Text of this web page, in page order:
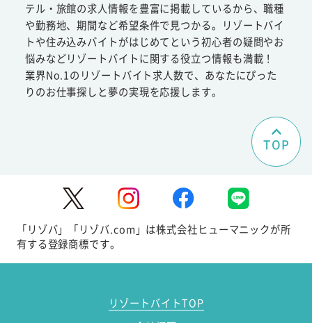
テル・旅館の求人情報を豊富に掲載しているから、職種
や勤務地、期間など希望条件で見つかる。リゾートバイ
トや住み込みバイトがはじめてという初心者の疑問やお
悩みなどリゾートバイトに関する役立つ情報も満載！
業界No.1のリゾートバイト求人数で、あなたにぴった
りのお仕事探しと夢の実現を応援します。
TOP
「リゾバ」「リゾバ.com」は株式会社ヒューマニックが所
有する登録商標です。
リゾートバイトTOP